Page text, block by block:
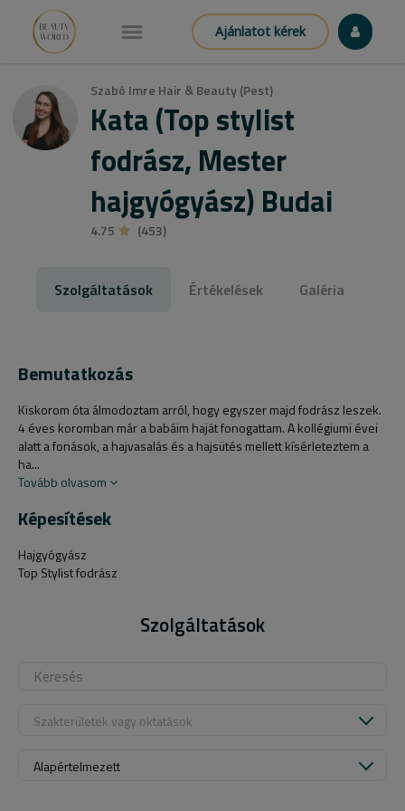
Ajánlatot kérek
Szabó Imre Hair & Beauty (Pest)
Kata (Top stylist
fodrász, Mester
hajgyógyász) Budai
4.75 (453)
Szolgáltatások Értékelések Galéria
Bemutatkozás
Kiskorom óta álmodoztam arról, hogy egyszer majd fodrász leszek.
4 éves koromban már a babáim haját fonogattam. A kollégiumi évei
alatt a fonások, a hajvasalás és a hajsütés mellett kísérleteztem a
ha...
Tovább olvasom
Képesítések
Hajgyógyász
Top Stylist fodrász
Szolgáltatások
Szakterületek vagy oktatások
Alapértelmezett